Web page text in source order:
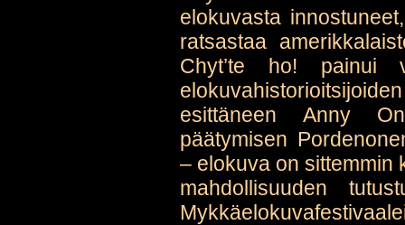
elokuvasta
ratsastaa
Chyt’te ho! painui
esittäneen Anny
päätymisen
– elokuva on sittemmin
mahdollisuuden